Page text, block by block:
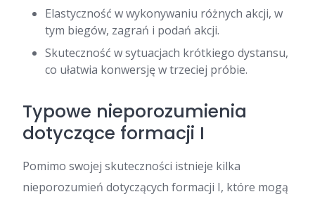
Elastyczność w wykonywaniu różnych akcji, w
tym biegów, zagrań i podań akcji.
Skuteczność w sytuacjach krótkiego dystansu,
co ułatwia konwersję w trzeciej próbie.
Typowe nieporozumienia
dotyczące formacji I
Pomimo swojej skuteczności istnieje kilka
nieporozumień dotyczących formacji I, które mogą